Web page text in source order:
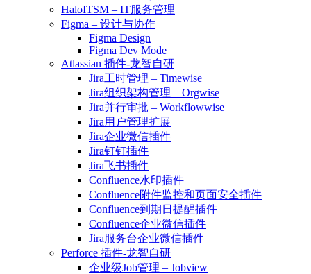
HaloITSM – IT服务管理
Figma – 设计与协作
Figma Design
Figma Dev Mode
Atlassian 插件-龙智自研
Jira工时管理 – Timewise
Jira组织架构管理 – Orgwise
Jira并行审批 – Workflowwise
Jira用户管理扩展
Jira企业微信插件
Jira钉钉插件
Jira飞书插件
Confluence水印插件
Confluence附件监控和页面安全插件
Confluence到期日提醒插件
Confluence企业微信插件
Jira服务台企业微信插件
Perforce 插件-龙智自研
企业级Job管理 – Jobview